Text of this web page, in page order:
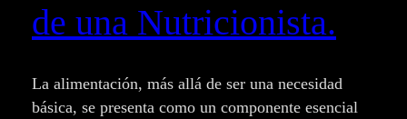
de una Nutricionista.
La alimentación, más allá de ser una necesidad
básica, se presenta como un componente esencial